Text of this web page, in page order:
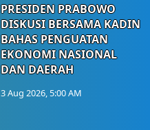
PRESIDEN PRABOWO
DISKUSI BERSAMA KADIN
BAHAS PENGUATAN
EKONOMI NASIONAL
DAN DAERAH
3 Aug 2026, 5:00 AM